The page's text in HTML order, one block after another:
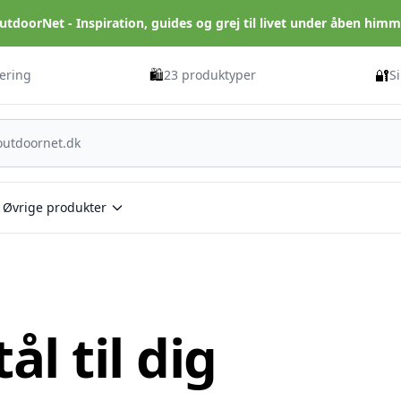
- Inspiration, guides og grej til livet under åben
🛍️23 produktyper 🔐
Øvrige produkter
til dig